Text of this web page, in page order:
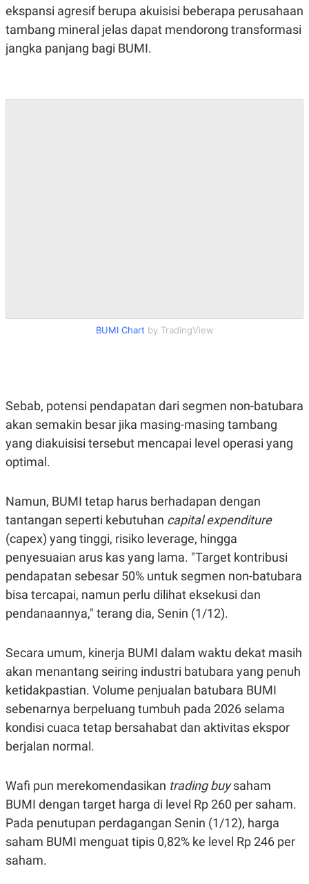
G
K
G
M
A
ekspansi agresif berupa akuisisi beberapa perusahaan
tambang mineral jelas dapat mendorong transformasi
jangka panjang bagi BUMI.
BUMI Chart by TradingView
Sebab, potensi pendapatan dari segmen non-batubara
akan semakin besar jika masing-masing tambang
yang diakuisisi tersebut mencapai level operasi yang
optimal.
Namun, BUMI tetap harus berhadapan dengan
tantangan seperti kebutuhan capital expenditure
(capex) yang tinggi, risiko leverage, hingga
penyesuaian arus kas yang lama. "Target kontribusi
pendapatan sebesar 50% untuk segmen non-batubara
bisa tercapai, namun perlu dilihat eksekusi dan
pendanaannya," terang dia, Senin (1/12).
Secara umum, kinerja BUMI dalam waktu dekat masih
akan menantang seiring industri batubara yang penuh
ketidakpastian. Volume penjualan batubara BUMI
sebenarnya berpeluang tumbuh pada 2026 selama
kondisi cuaca tetap bersahabat dan aktivitas ekspor
berjalan normal.
Wafi pun merekomendasikan trading buysaham
BUMI dengan target harga di level Rp 260 per saham.
Pada penutupan perdagangan Senin (1/12), harga
saham BUMI menguat tipis 0,82% ke level Rp 246 per
saham.